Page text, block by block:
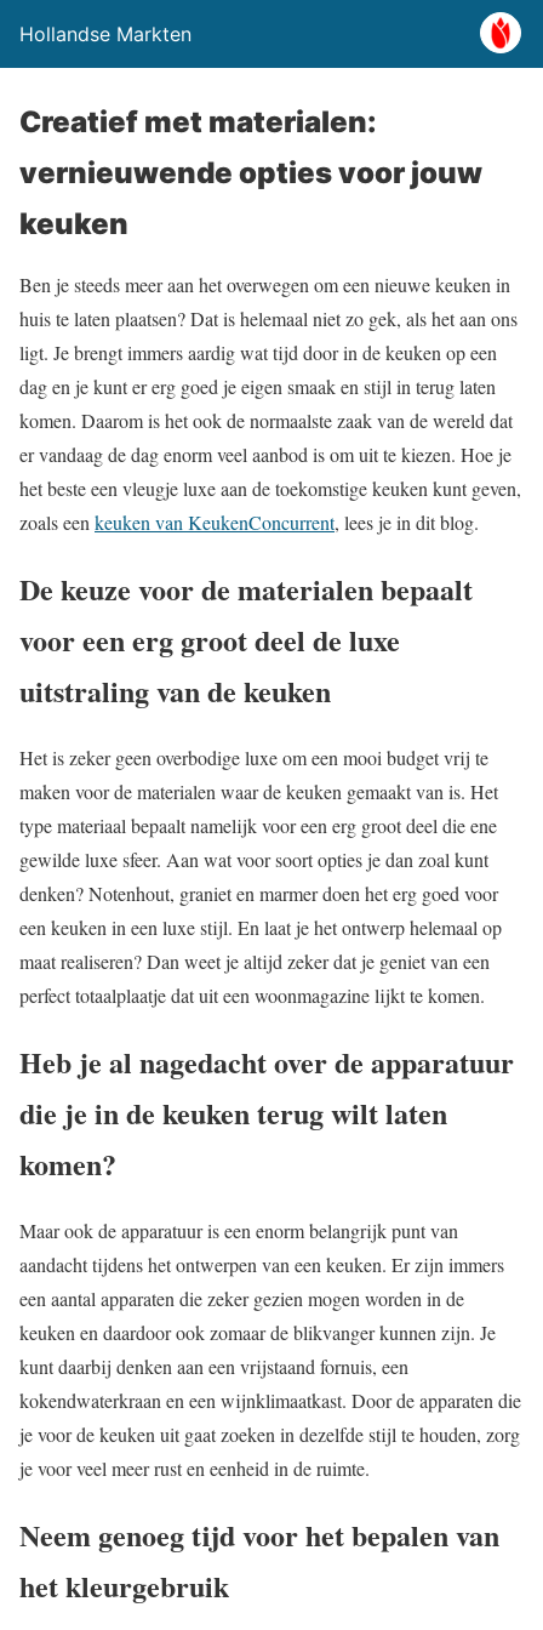
Hollandse Markten
Creatief met materialen:
vernieuwende opties voor jouw
keuken
Ben je steeds meer aan het overwegen om een nieuwe keuken in
huis te laten plaatsen? Dat is helemaal niet zo gek, als het aan ons
ligt. Je brengt immers aardig wat tijd door in de keuken op een
dag en je kunt er erg goed je eigen smaak en stijl in terug laten
komen. Daarom is het ook de normaalste zaak van de wereld dat
er vandaag de dag enorm veel aanbod is om uit te kiezen. Hoe je
het beste een vleugje luxe aan de toekomstige keuken kunt geven,
zoals een keuken van KeukenConcurrent, lees je in dit blog.
De keuze voor de materialen bepaalt
voor een erg groot deel de luxe
uitstraling van de keuken
Het is zeker geen overbodige luxe om een mooi budget vrij te
maken voor de materialen waar de keuken gemaakt van is. Het
type materiaal bepaalt namelijk voor een erg groot deel die ene
gewilde luxe sfeer. Aan wat voor soort opties je dan zoal kunt
denken? Notenhout, graniet en marmer doen het erg goed voor
een keuken in een luxe stijl. En laat je het ontwerp helemaal op
maat realiseren? Dan weet je altijd zeker dat je geniet van een
perfect totaalplaatje dat uit een woonmagazine lijkt te komen.
Heb je al nagedacht over de apparatuur
die je in de keuken terug wilt laten
komen?
Maar ook de apparatuur is een enorm belangrijk punt van
aandacht tijdens het ontwerpen van een keuken. Er zijn immers
een aantal apparaten die zeker gezien mogen worden in de
keuken en daardoor ook zomaar de blikvanger kunnen zijn. Je
kunt daarbij denken aan een vrijstaand fornuis, een
kokendwaterkraan en een wijnklimaatkast. Door de apparaten die
je voor de keuken uit gaat zoeken in dezelfde stijl te houden, zorg
je voor veel meer rust en eenheid in de ruimte.
Neem genoeg tijd voor het bepalen van
het kleurgebruik